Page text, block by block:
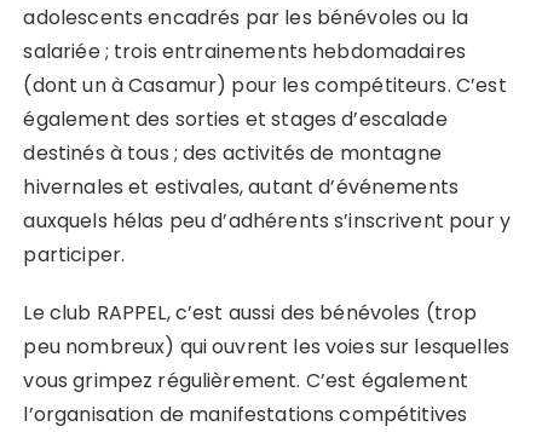
adolescents encadrés par les bénévoles ou la
salariée ; trois entrainements hebdomadaires
(dont un à Casamur) pour les compétiteurs. C’est
également des sorties et stages d’escalade
destinés à tous ; des activités de montagne
hivernales et estivales, autant d’événements
auxquels hélas peu d’adhérents s’inscrivent pour y
participer.
Le club RAPPEL, c’est aussi des bénévoles (trop
peu nombreux) qui ouvrent les voies sur lesquelles
vous grimpez régulièrement. C’est également
l’organisation de manifestations compétitives